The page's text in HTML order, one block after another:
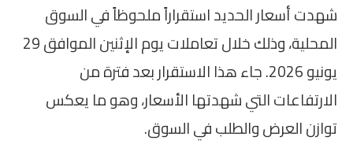
شهدت أسعار الحديد استقراراً ملحوظاً في السوق
المحلية، وذلك خلال تعاملات يوم الإثنين الموافق 29
يونيو 2026. جاء هذا الاستقرار بعد فترة من
الارتفاعات التي شهدتها الأسعار، وهو ما يعكس
توازن العرض والطلب في السوق.